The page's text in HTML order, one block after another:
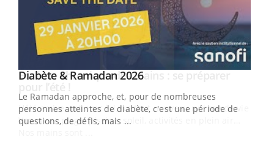
Youtube
Diabète & Ramadan 2026Youtube
Le Ramadan approche, et, pour de nombreuses
personnes atteintes de diabète, c'est une période de
questions, de défis, mais ...